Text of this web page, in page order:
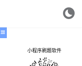
小程序刷题软件